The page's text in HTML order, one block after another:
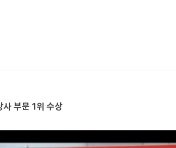
사 부문 1위 수상